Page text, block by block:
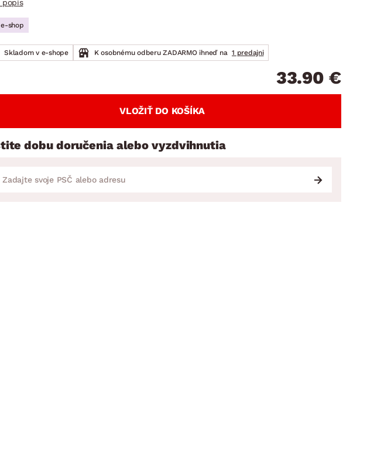
popis
shop
Skladom v e-shope K osobnému odberu ZADARMO ihneď na 1 predajni
33.90 €
VLOŽIŤ DO KOŠÍKA
dobu doručenia alebo vyzdvihnutia